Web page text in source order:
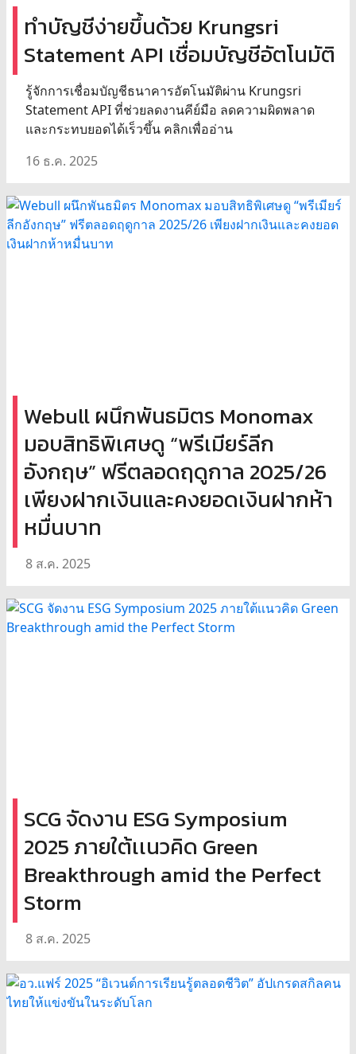
ทำบัญชีง่ายขึ้นด้วย Krungsri
Statement API เชื่อมบัญชีอัตโนมัติ
รู้จักการเชื่อมบัญชีธนาคารอัตโนมัติผ่าน Krungsri
Statement API ที่ช่วยลดงานคีย์มือ ลดความผิดพลาด
และกระทบยอดได้เร็วขึ้น คลิกเพื่ออ่าน
16 ธ.ค. 2025
Webull ผนึกพันธมิตร Monomax
มอบสิทธิพิเศษดู “พรีเมียร์ลีก
อังกฤษ” ฟรีตลอดฤดูกาล 2025/26
เพียงฝากเงินและคงยอดเงินฝากห้า
หมื่นบาท
8 ส.ค. 2025
SCG จัดงาน ESG Symposium
2025 ภายใต้เเนวคิด Green
Breakthrough amid the Perfect
Storm
8 ส.ค. 2025